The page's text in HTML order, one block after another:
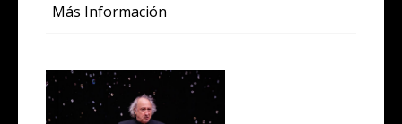
Más Información